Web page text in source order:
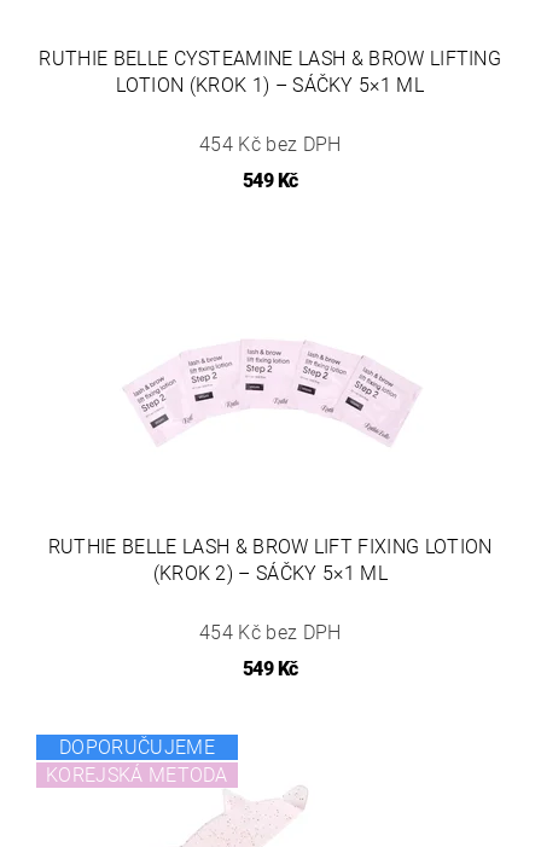
RUTHIE BELLE CYSTEAMINE LASH & BROW LIFTING
LOTION (KROK 1) – SÁČKY 5×1 ML
454 Kč bez DPH
549 Kč
RUTHIE BELLE LASH & BROW LIFT FIXING LOTION
(KROK 2) – SÁČKY 5×1 ML
454 Kč bez DPH
549 Kč
DOPORUČUJEME
KOREJSKÁ METODA